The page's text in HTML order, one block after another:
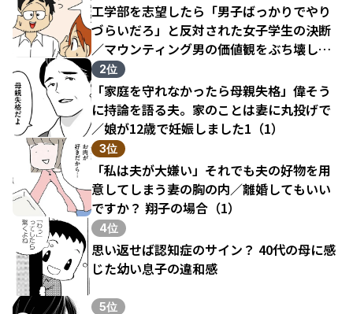
工学部を志望したら「男子ばっかりでやり
づらいだろ」と反対された女子学生の決断
／マウンティング男の価値観をぶち壊した
結果（1）
2位
「家庭を守れなかったら母親失格」偉そう
に持論を語る夫。家のことは妻に丸投げで
／娘が12歳で妊娠しました1（1）
3位
「私は夫が大嫌い」それでも夫の好物を用
意してしまう妻の胸の内／離婚してもいい
ですか？ 翔子の場合（1）
4位
思い返せば認知症のサイン？ 40代の母に感
じた幼い息子の違和感
5位